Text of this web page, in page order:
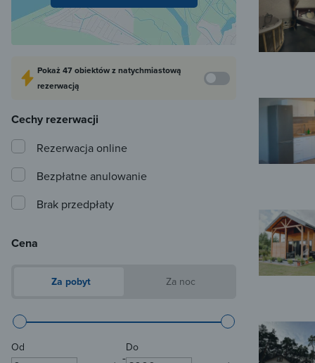
Pokaż47 obiektówz natychmiastową
rezerwacją
Cechy rezerwacji
Rezerwacja online
Bezpłatne anulowanie
Brak przedpłaty
Cena
Za pobyt Za noc
Od
-
Do